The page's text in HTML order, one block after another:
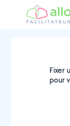
Fixer
pour